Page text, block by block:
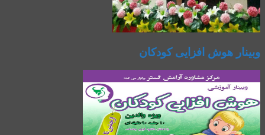
وبینار هوش افزایی کودکان